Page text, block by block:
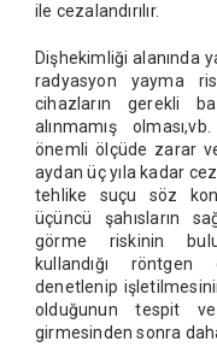
ile cezalandırılır.
Dişhekimliği alanında
radyasyon yayma
cihazların gerekli
alınmamış
önemli ölçüde zarar
aydan üç yıla kadar
tehlike suçu söz
üçüncü şahısların
görme riskinin
kullandığı röntgen
denetlenip
olduğunun tespit
girmesinden sonra